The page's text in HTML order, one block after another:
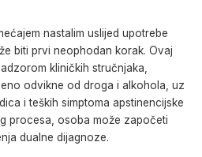
nastalim uslijed upotrebe
biti prvi neophodan korak. Ovaj
kliničkih stručnjaka,
odvikne od droga i alkohola, uz
i teških simptoma apstinencijske
procesa, osoba može započeti
dualne dijagnoze.